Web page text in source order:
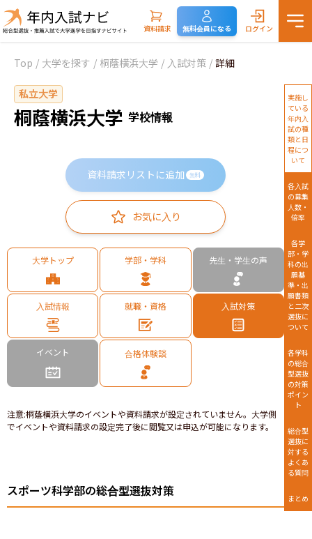
資料請求 無料会員になる ログイン
Top / 大学を探す / 桐蔭横浜大学 / 入試対策 / 詳細
私立大学
桐蔭横浜大学 学校情報
資料請求リストに追加 無料
お気に入り
大学トップ 学部・学科 先生・学生の声
入試情報 就職・資格 入試対策
イベント 合格体験談
注意:桐蔭横浜大学のイベントや資料請求が設定されていません。大学側
でイベントや資料請求の設定完了後に閲覧又は申込が可能になります。
スポーツ科学部の総合型選抜対策
実施し
ている
年内入
試の種
類と日
程につ
いて
各入試
の募集
人数・
倍率
各学
部・学
科の出
願基
準・出
願書類
と二次
選抜に
ついて
各学科
の総合
型選抜
の対策
ポイン
ト
総合型
選抜に
対する
よくあ
る質問
まとめ